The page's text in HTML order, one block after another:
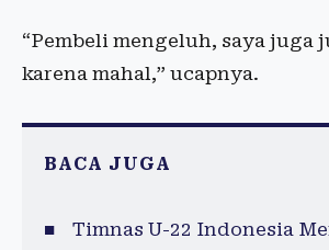
“Pembeli mengeluh, saya juga
karena mahal,” ucapnya.
BACA JUGA
Timnas U-22 Indonesia